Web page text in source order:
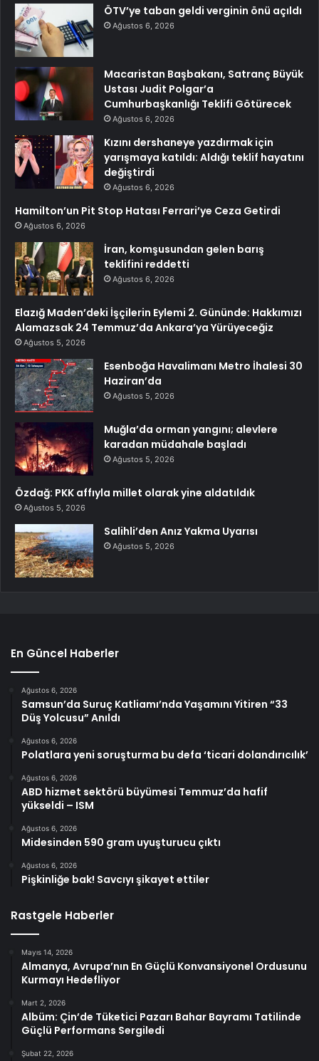
ÖTV’ye taban geldi verginin önü açıldı
Ağustos 6, 2026
Macaristan Başbakanı, Satranç Büyük
Ustası Judit Polgar’a
Cumhurbaşkanlığı Teklifi Götürecek
Ağustos 6, 2026
Kızını dershaneye yazdırmak için
yarışmaya katıldı: Aldığı teklif hayatını
değiştirdi
Ağustos 6, 2026
Hamilton’un Pit Stop Hatası Ferrari’ye Ceza Getirdi
Ağustos 6, 2026
İran, komşusundan gelen barış
teklifini reddetti
Ağustos 6, 2026
Elazığ Maden’deki İşçilerin Eylemi 2. Gününde: Hakkımızı
Alamazsak 24 Temmuz’da Ankara’ya Yürüyeceğiz
Ağustos 5, 2026
Esenboğa Havalimanı Metro İhalesi 30
Haziran’da
Ağustos 5, 2026
Muğla’da orman yangını; alevlere
karadan müdahale başladı
Ağustos 5, 2026
Özdağ: PKK affıyla millet olarak yine aldatıldık
Ağustos 5, 2026
Salihli’den Anız Yakma Uyarısı
Ağustos 5, 2026
En Güncel Haberler
Ağustos 6, 2026
Samsun’da Suruç Katliamı’nda Yaşamını Yitiren “33
Düş Yolcusu” Anıldı
Ağustos 6, 2026
Polatlara yeni soruşturma bu defa ‘ticari dolandırıcılık’
Ağustos 6, 2026
ABD hizmet sektörü büyümesi Temmuz’da hafif
yükseldi – ISM
Ağustos 6, 2026
Midesinden 590 gram uyuşturucu çıktı
Ağustos 6, 2026
Pişkinliğe bak! Savcıyı şikayet ettiler
Rastgele Haberler
Mayıs 14, 2026
Almanya, Avrupa’nın En Güçlü Konvansiyonel Ordusunu
Kurmayı Hedefliyor
Mart 2, 2026
Albüm: Çin’de Tüketici Pazarı Bahar Bayramı Tatilinde
Güçlü Performans Sergiledi
Şubat 22, 2026